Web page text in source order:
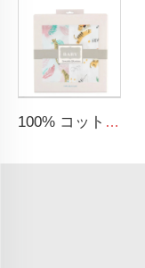
100% コットン セキュリティブランケット 柔らかく通気性のある赤ちゃん用マスリンスワドルブランケット